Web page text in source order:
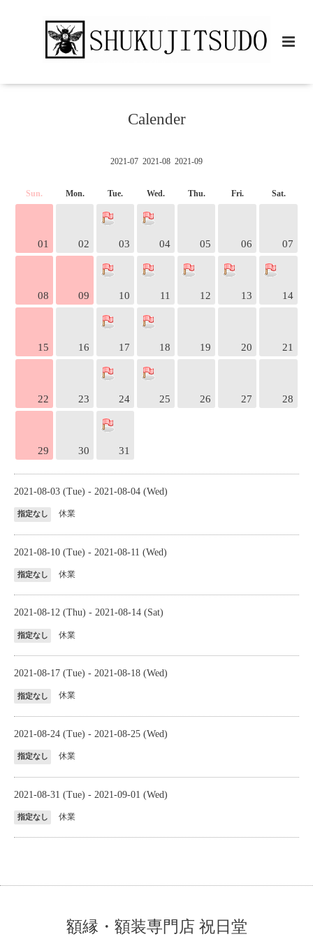
Calender
2021-07 2021-08 2021-09
Sun. Mon. Tue. Wed. Thu. Fri. Sat.
01 02 03 04 05 06 07
08 09 10 11 12 13 14
15 16 17 18 19 20 21
22 23 24 25 26 27 28
29 30 31
2021-08-03 (Tue) - 2021-08-04 (Wed)
指定なし 休業
2021-08-10 (Tue) - 2021-08-11 (Wed)
指定なし 休業
2021-08-12 (Thu) - 2021-08-14 (Sat)
指定なし 休業
2021-08-17 (Tue) - 2021-08-18 (Wed)
指定なし 休業
2021-08-24 (Tue) - 2021-08-25 (Wed)
指定なし 休業
2021-08-31 (Tue) - 2021-09-01 (Wed)
指定なし 休業
額縁・額装専門店 祝日堂